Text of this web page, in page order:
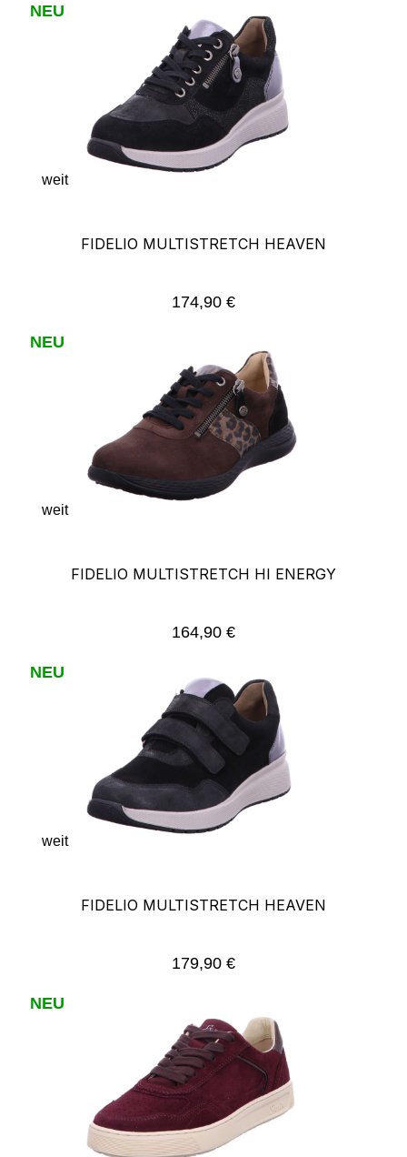
NEU
weit
FIDELIO MULTISTRETCH HEAVEN
Regulärer Preis:
174,90 €
NEU
weit
FIDELIO MULTISTRETCH HI ENERGY
Regulärer Preis:
164,90 €
NEU
weit
FIDELIO MULTISTRETCH HEAVEN
Regulärer Preis:
179,90 €
NEU